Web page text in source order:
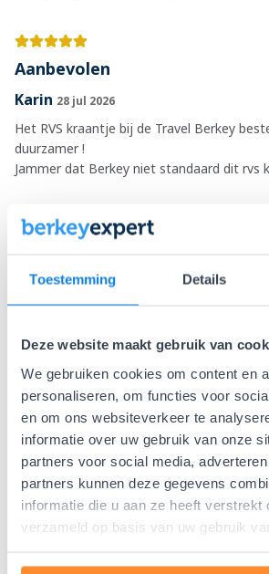
Toestemming Details
Deze website maakt gebruik van
We gebruiken cookies om content en
personaliseren, om functies voor
en om ons websiteverkeer te
informatie over uw gebruik van onze
partners voor social media,
partners kunnen deze gegevens
informatie die u aan ze heeft verstrekt
verzameld op basis van uw gebruik
Aanbevolen
Karin 28 jul 2026
Het RVS kraantje bij de Travel Berkey
duurzamer !
Jammer dat Berkey niet standaard dit rvs
George 12 jul 2026
Pas twee weken in gebruik . Functioneert
gewoon doen!
Anoniem 18 jun 2026
Prima in elkaar te zetten en degelijk. Blij
plastic variant. Was ook hoed. Maar rvs
water stroomt beter, ook
nog